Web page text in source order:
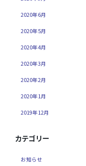
2020年6月
2020年5月
2020年4月
2020年3月
2020年2月
2020年1月
2019年12月
カテゴリー
お知らせ